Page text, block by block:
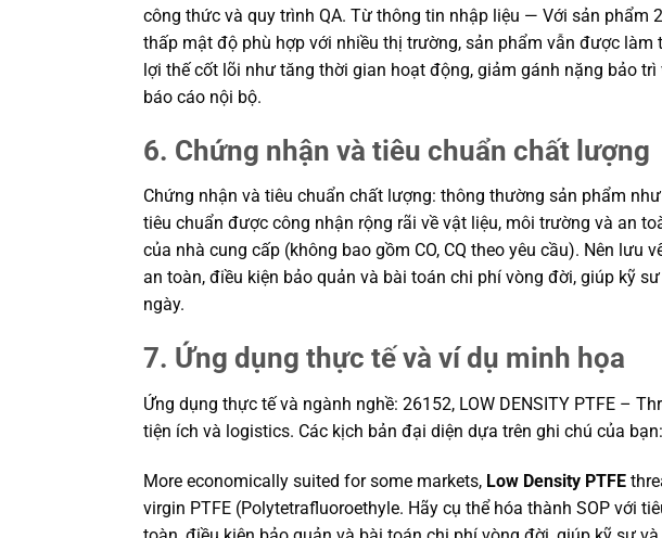
công thức và quy trình QA. Từ thông tin nhập liệu — Với sản phẩm
thấp mật độ phù hợp với nhiều thị trường, sản phẩm vẫn được
lợi thế cốt lõi như tăng thời gian hoạt động, giảm gánh nặng bảo
báo cáo nội bộ.
6. Chứng nhận và tiêu chuẩn chất lượng
Chứng nhận và tiêu chuẩn chất lượng: thông thường sản phẩm
tiêu chuẩn được công nhận rộng rãi về vật liệu, môi trường và an
của nhà cung cấp (không bao gồm CO, CQ theo yêu cầu). Nên
an toàn, điều kiện bảo quản và bài toán chi phí vòng đời, giúp kỹ
ngày.
7. Ứng dụng thực tế và ví dụ minh họa
Ứng dụng thực tế và ngành nghề: 26152, LOW DENSITY PTFE –
tiện ích và logistics. Các kịch bản đại diện dựa trên ghi chú của bạn:
More economically suited for some markets, Low Density PTFE
virgin PTFE (Polytetrafluoroethyle. Hãy cụ thể hóa thành SOP với